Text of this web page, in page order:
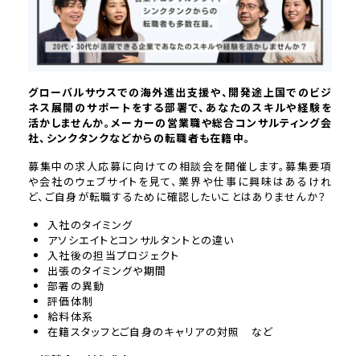
グローバルサウスでの海外進出支援や、開発途上国でのビジ
ネス展開のサポートをする部署で、あなたのスキルや経験を
活かしませんか。メーカーの営業職や総合コンサルティング会
社、シンクタンクなどからの転職者も在籍中。
募集中の求人応募に向けての相談会を開催します。募集要項
や会社のウェブサイトを見て、業界や仕事に興味はあるけれ
ど、ご自身が転職するために確認したいことはありませんか？
入社のタイミング
アソシエイトとコンサルタントとの違い
入社後の担当プロジェクト
出張のタイミングや期間
部署の異動
評価体制
給料体系
在籍スタッフとご自身のキャリアの対照 など